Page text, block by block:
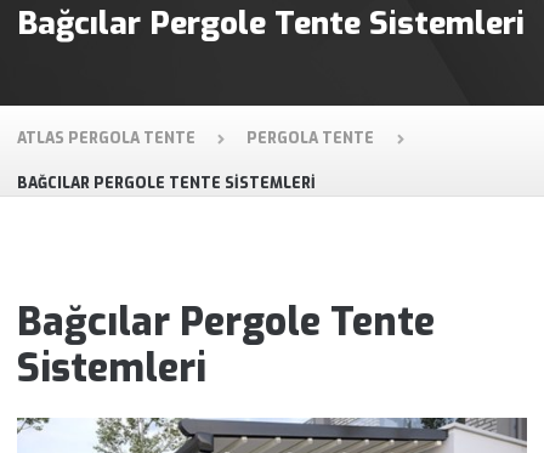
Bağcılar Pergole Tente Sistemleri
ATLAS PERGOLA TENTE PERGOLA TENTE
BAĞCILAR PERGOLE TENTE SISTEMLERI
Bağcılar Pergole Tente
Sistemleri